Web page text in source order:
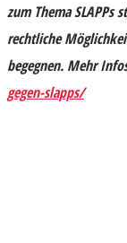
zum Thema
rechtliche
begegnen. Mehr
gegen-slapps/